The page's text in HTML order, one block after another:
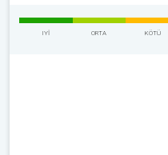
IYI ORTA KÖTÜ